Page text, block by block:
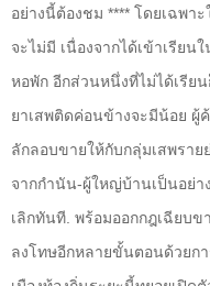
อย่างนี้ต้องชม **** โดยเฉพา
จะไม่มี เนื่องจากได้เข้าเรีย
หอพัก อีกส่วนหนึ่งที่ไม่ได้เรีย
ยาเสพติดค่อนข้างจะมีน้อย ผู้
ลักลอบขายให้กับกลุ่มเสพราย
จากกำนัน-ผู้ใหญ่บ้านเป็นอย่า
เลิกทันที. พร้อมออกกฎเฉียบ
ลงโทษอีกหลายขั้นตอนด้วยก